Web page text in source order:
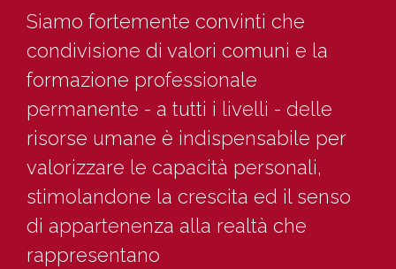
Siamo fortemente convinti che
condivisione di valori comuni e la
formazione professionale
permanente - a tutti i livelli - delle
risorse umane è indispensabile per
valorizzare le capacità personali,
stimolandone la crescita ed il senso
di appartenenza alla realtà che
rappresentano